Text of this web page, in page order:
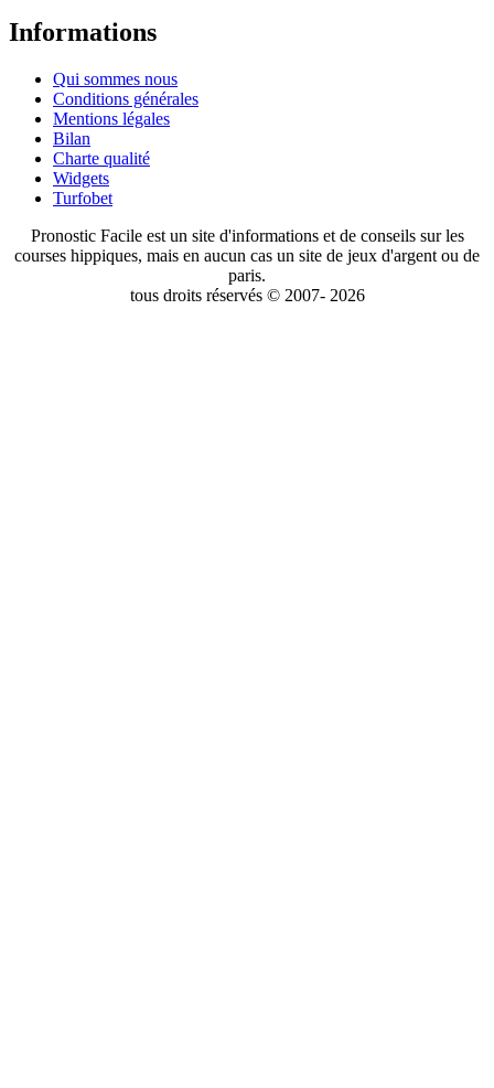
Informations
Qui sommes nous
Conditions générales
Mentions légales
Bilan
Charte qualité
Widgets
Turfobet
Pronostic Facile est un site d'informations et de conseils sur les
courses hippiques, mais en aucun cas un site de jeux d'argent ou de
paris.
tous droits réservés © 2007- 2026